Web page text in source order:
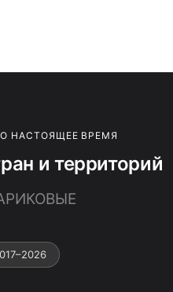
НАСТОЯЩЕЕ ВРЕМЯ
и территорий